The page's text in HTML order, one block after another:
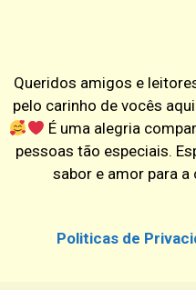
Queridos amigos e
pelo carinho de vocês
É uma alegria
pessoas tão especiais.
sabor e amor para a
Politicas de